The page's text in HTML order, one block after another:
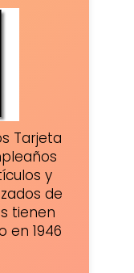
Tarjeta
y
de
tienen
en 1946